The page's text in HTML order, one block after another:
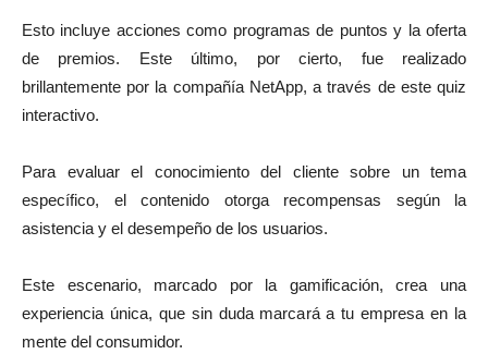
Esto incluye acciones como programas de puntos y la oferta
de premios. Este último, por cierto, fue realizado
brillantemente por la compañía NetApp, a través de este quiz
interactivo.
Para evaluar el conocimiento del cliente sobre un tema
específico, el contenido otorga recompensas según la
asistencia y el desempeño de los usuarios.
Este escenario, marcado por la gamificación, crea una
experiencia única, que sin duda marcará a tu empresa en la
mente del consumidor.